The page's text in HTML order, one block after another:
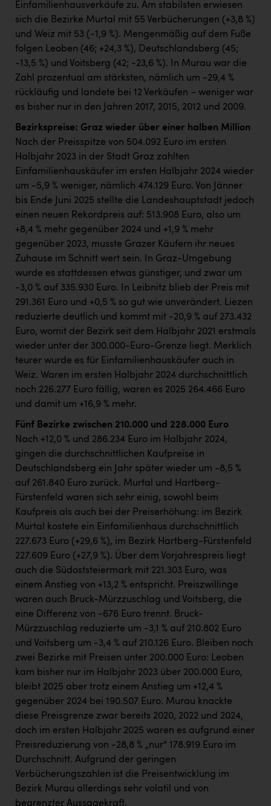
Einfamilienhausverkäufe zu. Am stabilsten erwiesen
sich die Bezirke Murtal mit 55 Verbücherungen (+3,8 %)
und Weiz mit 53 (-1,9 %). Mengenmäßig auf dem Fuße
folgen Leoben (46; +24,3 %), Deutschlandsberg (45;
-13,5 %) und Voitsberg (42; -23,6 %). In Murau war die
Zahl prozentual am stärksten, nämlich um -29,4 %
rückläufig und landete bei 12 Verkäufen – weniger war
es bisher nur in den Jahren 2017, 2015, 2012 und 2009.
Bezirkspreise: Graz wieder über einer halben Million
Nach der Preisspitze von 504.092 Euro im ersten
Halbjahr 2023 in der Stadt Graz zahlten
Einfamilienhauskäufer im ersten Halbjahr 2024 wieder
um -5,9 % weniger, nämlich 474.129 Euro. Von Jänner
bis Ende Juni 2025 stellte die Landeshauptstadt jedoch
einen neuen Rekordpreis auf: 513.908 Euro, also um
+8,4 % mehr gegenüber 2024 und +1,9 % mehr
gegenüber 2023, musste Grazer Käufern ihr neues
Zuhause im Schnitt wert sein. In Graz-Umgebung
wurde es stattdessen etwas günstiger, und zwar um
-3,0 % auf 335.930 Euro. In Leibnitz blieb der Preis mit
291.361 Euro und +0,5 % so gut wie unverändert. Liezen
reduzierte deutlich und kommt mit -20,9 % auf 273.432
Euro, womit der Bezirk seit dem Halbjahr 2021 erstmals
wieder unter der 300.000-Euro-Grenze liegt. Merklich
teurer wurde es für Einfamilienhauskäufer auch in
Weiz. Waren im ersten Halbjahr 2024 durchschnittlich
noch 226.277 Euro fällig, waren es 2025 264.466 Euro
und damit um +16,9 % mehr.
Fünf Bezirke zwischen 210.000 und 228.000 Euro
Nach +12,0 % und 286.234 Euro im Halbjahr 2024,
gingen die durchschnittlichen Kaufpreise in
Deutschlandsberg ein Jahr später wieder um -8,5 %
auf 261.840 Euro zurück. Murtal und Hartberg-
Fürstenfeld waren sich sehr einig, sowohl beim
Kaufpreis als auch bei der Preiserhöhung: im Bezirk
Murtal kostete ein Einfamilienhaus durchschnittlich
227.673 Euro (+29,6 %), im Bezirk Hartberg-Fürstenfeld
227.609 Euro (+27,9 %). Über dem Vorjahrespreis liegt
auch die Südoststeiermark mit 221.303 Euro, was
einem Anstieg von +13,2 % entspricht. Preiszwillinge
waren auch Bruck-Mürzzuschlag und Voitsberg, die
eine Differenz von -676 Euro trennt. Bruck-
Mürzzuschlag reduzierte um -3,1 % auf 210.802 Euro
und Voitsberg um -3,4 % auf 210.126 Euro. Bleiben noch
zwei Bezirke mit Preisen unter 200.000 Euro: Leoben
kam bisher nur im Halbjahr 2023 über 200.000 Euro,
bleibt 2025 aber trotz einem Anstieg um +12,4 %
gegenüber 2024 bei 190.507 Euro. Murau knackte
diese Preisgrenze zwar bereits 2020, 2022 und 2024,
doch im ersten Halbjahr 2025 waren es aufgrund einer
Preisreduzierung von -28,8 % „nur“ 178.919 Euro im
Durchschnitt. Aufgrund der geringen
Verbücherungszahlen ist die Preisentwicklung im
Bezirk Murau allerdings sehr volatil und von
begrenzter Aussagekraft.